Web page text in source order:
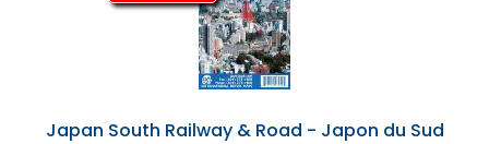
Japan South Railway & Road - Japon du Sud